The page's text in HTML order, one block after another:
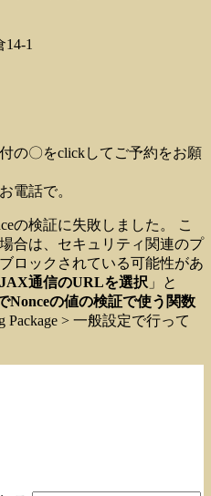
1
の〇をclickしてご予約をお願
電話で。
の検証に失敗しました。 こ
合は、セキュリティ関連のプ
ロックされている可能性があ
通信のURLを選択 」と
の値の検証で使う関数
Package > 一般設定で行って